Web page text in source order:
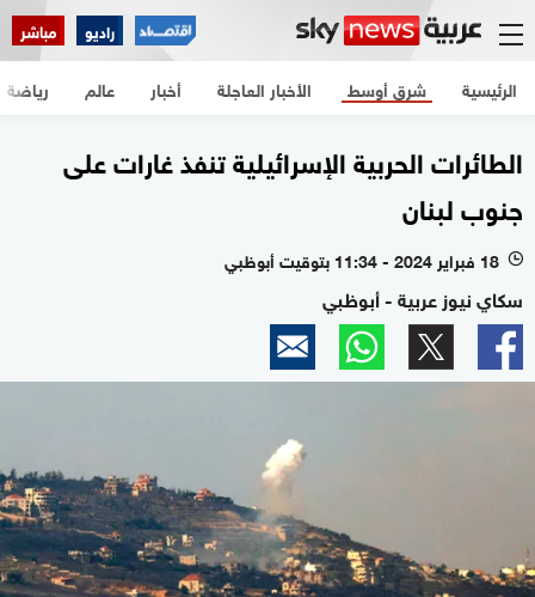
راديو مباشر
الرئيسية الأخبار العاجلة أخبار شرق أوسط عالم رياضة
الطائرات الحربية الإسرائيلية تنفذ غارات على
جنوب لبنان
l 18 فبراير 2024 - 11:34 بتوقيت أبوظبي
سكاي نيوز عربية - أبوظبي